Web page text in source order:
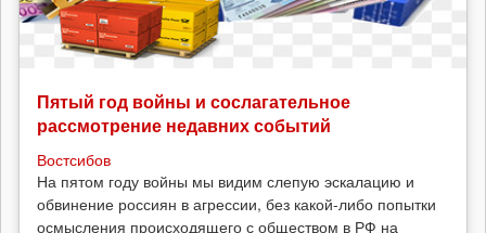
Пятый год войны и сослагательное
рассмотрение недавних событий
Востсибов
На пятом году войны мы видим слепую эскалацию и
обвинение россиян в агрессии, без какой-либо попытки
осмысления происходящего с обществом в РФ на